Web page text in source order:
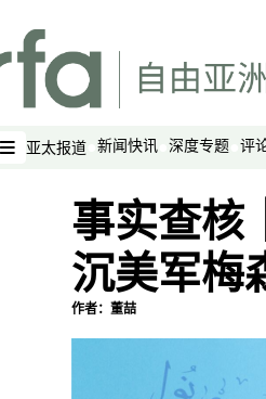
亚太报道 新闻快讯 深度专题 评
事实查核
沉美军梅
作者：董喆